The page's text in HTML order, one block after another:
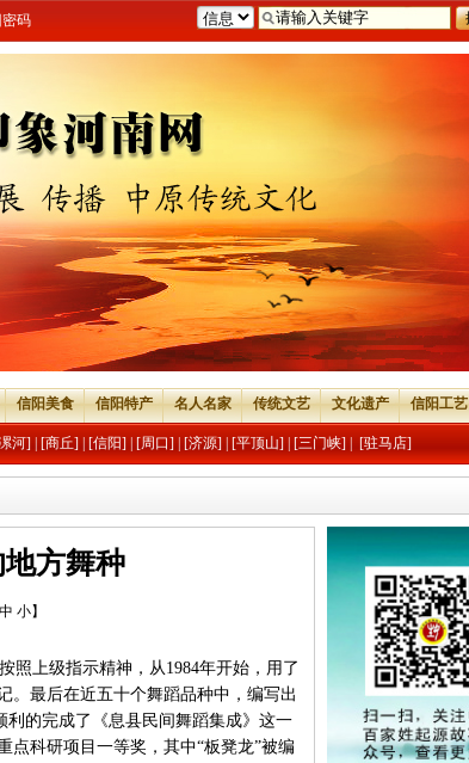
码
信阳美食 信阳特产 名人名家 传统文艺 文化遗产 信阳工艺
河] [商丘] [信阳] [周口] [济源] [平顶山] [三门峡] [驻马店]
方舞种
中 小】
上级指示精神，从1984年开始，用了
。最后在近五十个舞蹈品种中，编写出
利的完成了《息县民间舞蹈集成》这一
点科研项目一等奖，其中“板凳龙”被编